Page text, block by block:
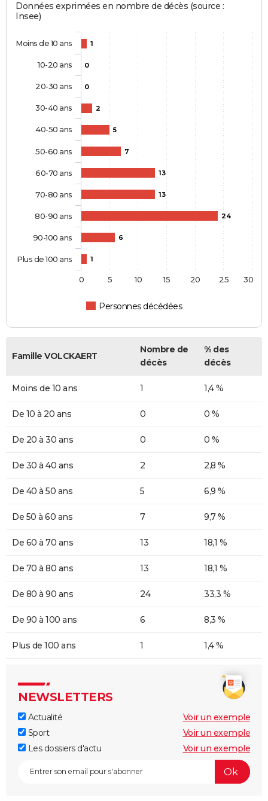
Données exprimées en nombre de décès (source :
Insee)
1
0
0
2
5
7
13
13
24
6
1
Personnes décédées
Moins de 10 ans
10-20 ans
20-30 ans
30-40 ans
40-50 ans
50-60 ans
60-70 ans
70-80 ans
80-90 ans
90-100 ans
Plus de 100 ans
0 5 10 15 20 25 30
Famille VOLCKAERT
Nombre de
décès
% des
décès
Moins de 10 ans 1 1,4 %
De 10 à 20 ans 0 0 %
De 20 à 30 ans 0 0 %
De 30 à 40 ans 2 2,8 %
De 40 à 50 ans 5 6,9 %
De 50 à 60 ans 7 9,7 %
De 60 à 70 ans 13 18,1 %
De 70 à 80 ans 13 18,1 %
De 80 à 90 ans 24 33,3 %
De 90 à 100 ans 6 8,3 %
Plus de 100 ans 1 1,4 %
NEWSLETTERS
Actualité
Voir un exemple
Sport
Voir un exemple
Les dossiers d'actu
Voir un exemple